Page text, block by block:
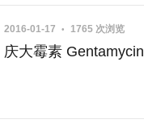
2016-01-17 1765 次浏览
庆大霉素 Gentamycin